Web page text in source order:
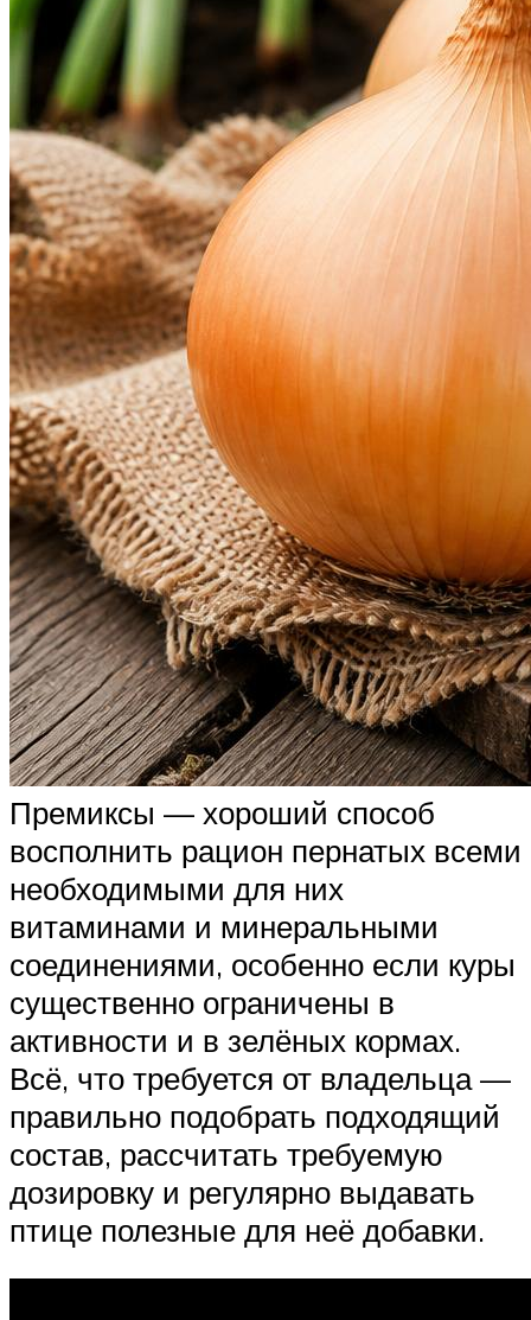
Премиксы — хороший способ
восполнить рацион пернатых всеми
необходимыми для них
витаминами и минеральными
соединениями, особенно если куры
существенно ограничены в
активности и в зелёных кормах.
Всё, что требуется от владельца —
правильно подобрать подходящий
состав, рассчитать требуемую
дозировку и регулярно выдавать
птице полезные для неё добавки.